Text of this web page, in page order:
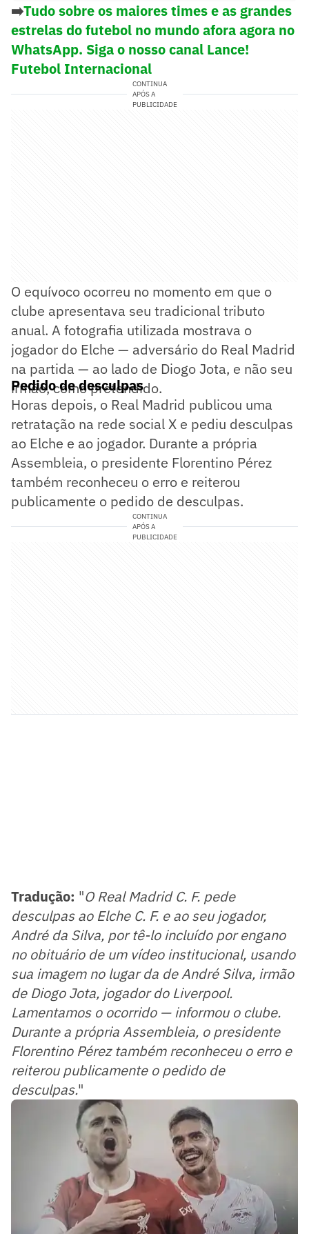
➡️Tudo sobre os maiores times e as grandes
estrelas do futebol no mundo afora agora no
WhatsApp. Siga o nosso canal Lance!
Futebol Internacional
CONTINUA
APÓS A
PUBLICIDADE
O equívoco ocorreu no momento em que o
clube apresentava seu tradicional tributo
anual. A fotografia utilizada mostrava o
jogador do Elche — adversário do Real Madrid
na partida — ao lado de Diogo Jota, e não seu
irmão, como pretendido.
Pedido de desculpas
Horas depois, o Real Madrid publicou uma
retratação na rede social X e pediu desculpas
ao Elche e ao jogador. Durante a própria
Assembleia, o presidente Florentino Pérez
também reconheceu o erro e reiterou
publicamente o pedido de desculpas.
CONTINUA
APÓS A
PUBLICIDADE
Tradução: "O Real Madrid C. F. pede
desculpas ao Elche C. F. e ao seu jogador,
André da Silva, por tê-lo incluído por engano
no obituário de um vídeo institucional, usando
sua imagem no lugar da de André Silva, irmão
de Diogo Jota, jogador do Liverpool.
Lamentamos o ocorrido — informou o clube.
Durante a própria Assembleia, o presidente
Florentino Pérez também reconheceu o erro e
reiterou publicamente o pedido de
desculpas."